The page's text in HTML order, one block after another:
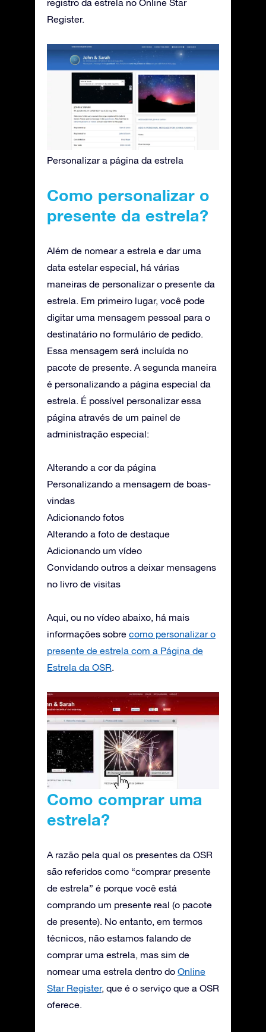
registro da estrela no Online Star
Register.
Personalizar a página da estrela
Como personalizar o
presente da estrela?
Além de nomear a estrela e dar uma
data estelar especial, há várias
maneiras de personalizar o presente da
estrela. Em primeiro lugar, você pode
digitar uma mensagem pessoal para o
destinatário no formulário de pedido.
Essa mensagem será incluída no
pacote de presente. A segunda maneira
é personalizando a página especial da
estrela. É possível personalizar essa
página através de um painel de
administração especial:
Alterando a cor da página
Personalizando a mensagem de boas-
vindas
Adicionando fotos
Alterando a foto de destaque
Adicionando um vídeo
Convidando outros a deixar mensagens
no livro de visitas
Aqui, ou no vídeo abaixo, há mais
informações sobre como personalizar o
presente de estrela com a Página de
Estrela da OSR.
Como comprar uma
estrela?
A razão pela qual os presentes da OSR
são referidos como “comprar presente
de estrela” é porque você está
comprando um presente real (o pacote
de presente). No entanto, em termos
técnicos, não estamos falando de
comprar uma estrela, mas sim de
nomear uma estrela dentro do Online
Star Register, que é o serviço que a OSR
oferece.